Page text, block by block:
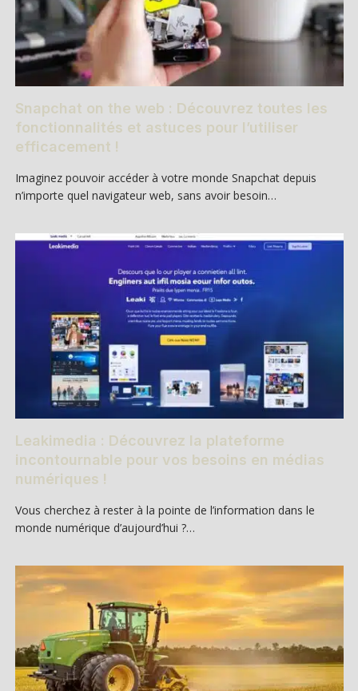
Snapchat on the web : Découvrez toutes les
fonctionnalités et astuces pour l’utiliser
efficacement !
Imaginez pouvoir accéder à votre monde Snapchat depuis
n’importe quel navigateur web, sans avoir besoin…
Leakimedia : Découvrez la plateforme
incontournable pour vos besoins en médias
numériques !
Vous cherchez à rester à la pointe de l’information dans le
monde numérique d’aujourd’hui ?…